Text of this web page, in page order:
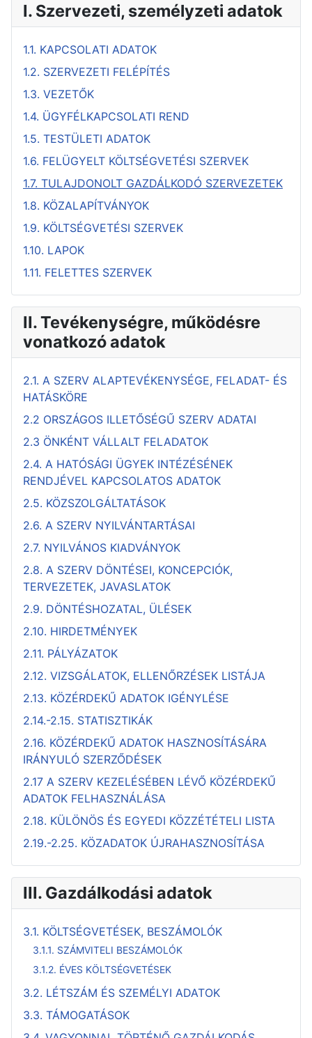
I. Szervezeti, személyzeti adatok
1.1. KAPCSOLATI ADATOK
1.2. SZERVEZETI FELÉPÍTÉS
1.3. VEZETŐK
1.4. ÜGYFÉLKAPCSOLATI REND
1.5. TESTÜLETI ADATOK
1.6. FELÜGYELT KÖLTSÉGVETÉSI SZERVEK
1.7. TULAJDONOLT GAZDÁLKODÓ SZERVEZETEK
1.8. KÖZALAPÍTVÁNYOK
1.9. KÖLTSÉGVETÉSI SZERVEK
1.10. LAPOK
1.11. FELETTES SZERVEK
II. Tevékenységre, működésre
vonatkozó adatok
2.1. A SZERV ALAPTEVÉKENYSÉGE, FELADAT- ÉS
HATÁSKÖRE
2.2 ORSZÁGOS ILLETŐSÉGŰ SZERV ADATAI
2.3 ÖNKÉNT VÁLLALT FELADATOK
2.4. A HATÓSÁGI ÜGYEK INTÉZÉSÉNEK
RENDJÉVEL KAPCSOLATOS ADATOK
2.5. KÖZSZOLGÁLTATÁSOK
2.6. A SZERV NYILVÁNTARTÁSAI
2.7. NYILVÁNOS KIADVÁNYOK
2.8. A SZERV DÖNTÉSEI, KONCEPCIÓK,
TERVEZETEK, JAVASLATOK
2.9. DÖNTÉSHOZATAL, ÜLÉSEK
2.10. HIRDETMÉNYEK
2.11. PÁLYÁZATOK
2.12. VIZSGÁLATOK, ELLENŐRZÉSEK LISTÁJA
2.13. KÖZÉRDEKŰ ADATOK IGÉNYLÉSE
2.14.-2.15. STATISZTIKÁK
2.16. KÖZÉRDEKŰ ADATOK HASZNOSÍTÁSÁRA
IRÁNYULÓ SZERZŐDÉSEK
2.17 A SZERV KEZELÉSÉBEN LÉVŐ KÖZÉRDEKŰ
ADATOK FELHASZNÁLÁSA
2.18. KÜLÖNÖS ÉS EGYEDI KÖZZÉTÉTELI LISTA
2.19.-2.25. KÖZADATOK ÚJRAHASZNOSÍTÁSA
III. Gazdálkodási adatok
3.1. KÖLTSÉGVETÉSEK, BESZÁMOLÓK
3.1.1. SZÁMVITELI BESZÁMOLÓK
3.1.2. ÉVES KÖLTSÉGVETÉSEK
3.2. LÉTSZÁM ÉS SZEMÉLYI ADATOK
3.3. TÁMOGATÁSOK